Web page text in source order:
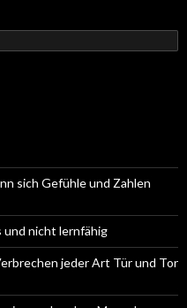
sich Gefühle und Zahlen
und nicht lernfähig
jeder Art Tür und Tor